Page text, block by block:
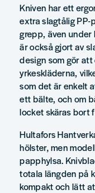
Kniven har ett
extra slagtålig
grepp, även
är också gjort av
design som gör
yrkeskläderna,
som det är enkelt
ett bälte, och om
locket skäras bort
Hultafors
hölster, men
papphylsa.
totala längden på
kompakt och lätt